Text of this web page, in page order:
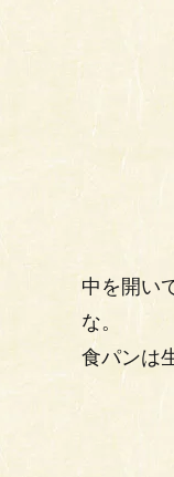
中を開い
な。
食パンは